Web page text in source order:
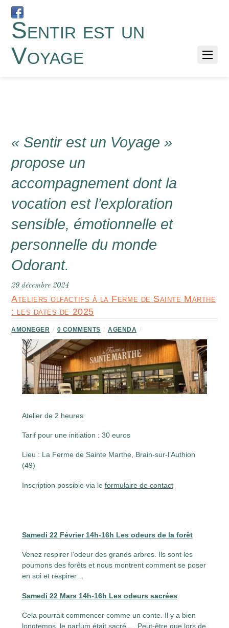
Sentir est un
Voyage
« Sentir est un Voyage »
propose un
accompagnement dont la
vocation est l’exploration
sensible, émotionnelle et
personnelle du monde
Odorant.
29 décembre 2024
Ateliers olfactifs à la Ferme de Sainte Marthe
: les dates de 2025
AMONEGER / 0 COMMENTS / AGENDA /
Atelier de 2 heures
Tarif pour une initiation : 30 euros
Lieu : La Ferme de Sainte Marthe, Brain-sur-l’Authion
(49)
Inscription possible via le formulaire de contact
Samedi 22 Février 14h-16h Les odeurs de la forêt
Venez respirer l’odeur des grands arbres. Ils sont les
poumons des forêts et nous montrent comment se poser
en soi et respirer…
Samedi 22 Mars 14h-16h Les odeurs sacrées
Cela pourrait commencer comme un conte. Il y a bien
longtemps, le parfum était sacré … Peut-être que lors de